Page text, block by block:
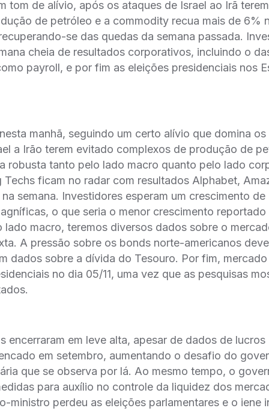
tom de alívio, após os ataques de Israel ao Irã
de petróleo e a commodity recua mais de 6%
se das quedas da semana passada.
cheia de resultados corporativos, incluindo o
payroll, e por fim as eleições presidenciais nos
manhã, seguindo um certo alívio que domina
a Irão terem evitado complexos de produção de
robusta tanto pelo lado macro quanto pelo lado
Techs ficam no radar com resultados Alphabet,
semana. Investidores esperam um crescimento de
o que seria o menor crescimento reportado
lado macro, teremos diversos dados sobre o
A pressão sobre os bonds norte-americanos
dados sobre a dívida do Tesouro. Por fim,
no dia 05/11, uma vez que as pesquisas
encerraram em leve alta, apesar de dados de lucros
em setembro, aumentando o desafio do
que se observa por lá. Ao mesmo tempo, o
para auxílio no controle da liquidez dos
ministro perdeu as eleições parlamentares e o iene